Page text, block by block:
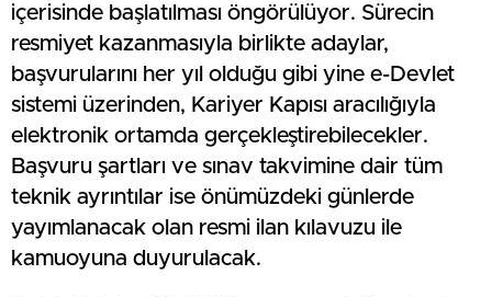
içerisinde başlatılması öngörülüyor. Sürecin
resmiyet kazanmasıyla birlikte adaylar,
başvurularını her yıl olduğu gibi yine e-Devlet
sistemi üzerinden, Kariyer Kapısı aracılığıyla
elektronik ortamda gerçekleştirebilecekler.
Başvuru şartları ve sınav takvimine dair tüm
teknik ayrıntılar ise önümüzdeki günlerde
yayımlanacak olan resmi ilan kılavuzu ile
kamuoyuna duyurulacak.